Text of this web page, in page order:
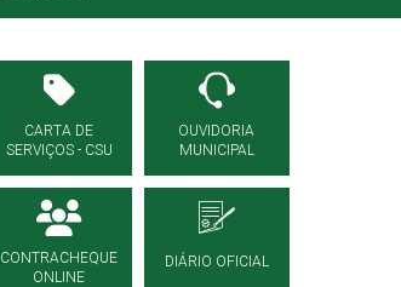
CARTA DE
SERVIÇOS - CSU
OUVIDORIA
MUNICIPAL
CONTRACHEQUE
ONLINE
DIÁRIO OFICIAL